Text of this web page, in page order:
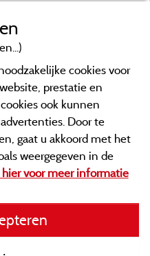
en contact
of use
cookies voor
prestatie en
ook kunnen
Door te
gaat u akkoord met het
weergegeven in de
hier voor meer informatie